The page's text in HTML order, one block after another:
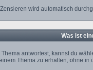
wird automatisch
Was ist
antwortest, kannst du
Thema zu erhalten, ohne